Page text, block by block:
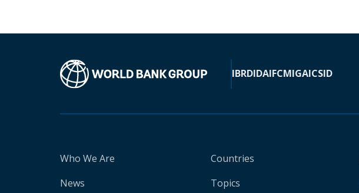
IBRDIDAIFCMIGAICSID
Who We Are
News
Countries
Topics